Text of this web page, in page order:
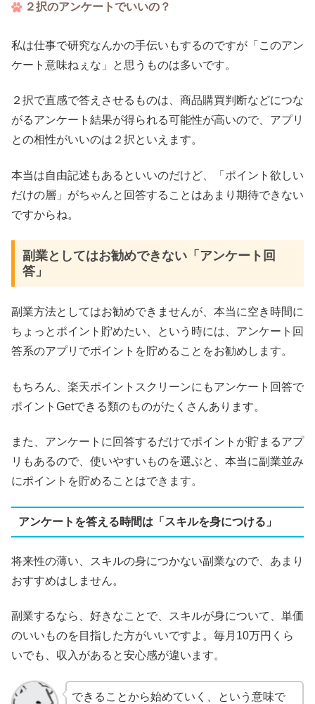
２択のアンケートでいいの？
私は仕事で研究なんかの手伝いもするのですが「このアン
ケート意味ねぇな」と思うものは多いです。
２択で直感で答えさせるものは、商品購買判断などにつな
がるアンケート結果が得られる可能性が高いので、アプリ
との相性がいいのは２択といえます。
本当は自由記述もあるといいのだけど、「ポイント欲しい
だけの層」がちゃんと回答することはあまり期待できない
ですからね。
副業としてはお勧めできない「アンケート回
答」
副業方法としてはお勧めできませんが、本当に空き時間に
ちょっとポイント貯めたい、という時には、アンケート回
答系のアプリでポイントを貯めることをお勧めします。
もちろん、楽天ポイントスクリーンにもアンケート回答で
ポイントGetできる類のものがたくさんあります。
また、アンケートに回答するだけでポイントが貯まるアプ
リもあるので、使いやすいものを選ぶと、本当に副業並み
にポイントを貯めることはできます。
アンケートを答える時間は「スキルを身につける」
将来性の薄い、スキルの身につかない副業なので、あまり
おすすめはしません。
副業するなら、好きなことで、スキルが身について、単価
のいいものを目指した方がいいですよ。毎月10万円くら
いでも、収入があると安心感が違います。
できることから始めていく、という意味で